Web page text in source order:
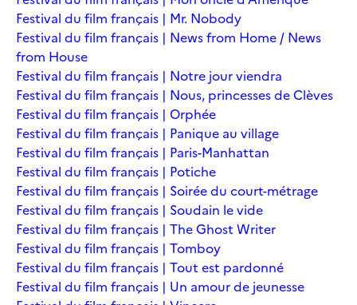
Festival du film français | Mr. Nobody
Festival du film français | News from Home / News
from House
Festival du film français | Notre jour viendra
Festival du film français | Nous, princesses de Clèves
Festival du film français | Orphée
Festival du film français | Panique au village
Festival du film français | Paris-Manhattan
Festival du film français | Potiche
Festival du film français | Soirée du court-métrage
Festival du film français | Soudain le vide
Festival du film français | The Ghost Writer
Festival du film français | Tomboy
Festival du film français | Tout est pardonné
Festival du film français | Un amour de jeunesse